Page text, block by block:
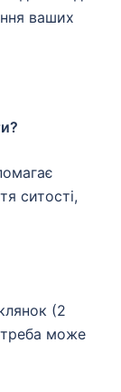
ваших
ситості,
(2
може